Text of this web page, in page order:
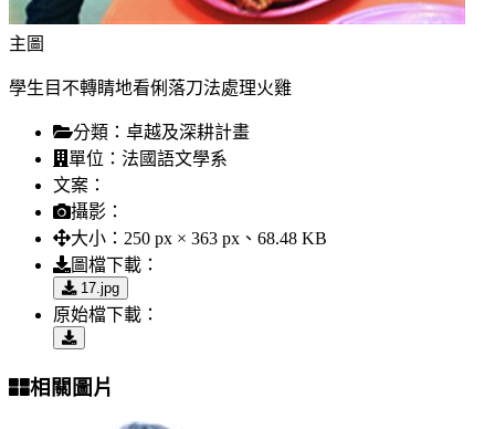
主圖
學生目不轉睛地看俐落刀法處理火雞
分類： 卓越及深耕計畫
單位： 法國語文學系
文案：
攝影：
大小： 250 px × 363 px、68.48 KB
圖檔下載：
17.jpg
原始檔下載：
相關圖片